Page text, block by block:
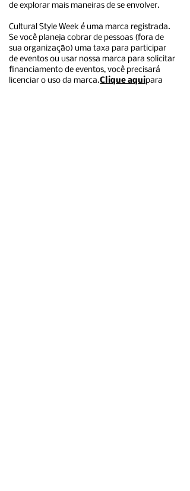
de explorar mais maneiras de se envolver.
Cultural Style Week é uma marca registrada.
Se você planeja cobrar de pessoas (fora de
sua organização) uma taxa para participar
de eventos ou usar nossa marca para solicitar
financiamento de eventos, você precisará
licenciar o uso da marca.Clique aquipara